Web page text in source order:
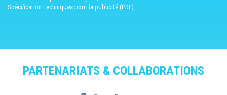
Spécification Techniques pour la publicité (PDF)
PARTENARIATS & COLLABORATIONS